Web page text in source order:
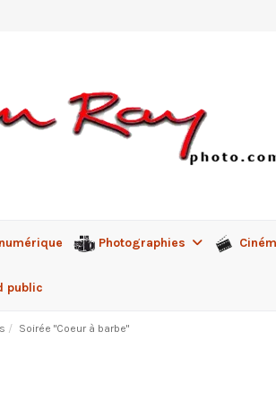
Photographies
public
Soirée "Coeur à barbe"